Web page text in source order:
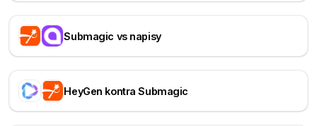
Submagic vs napisy
HeyGen kontra Submagic